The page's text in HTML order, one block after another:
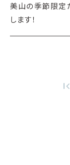
美山の季節限定
します！
first_page